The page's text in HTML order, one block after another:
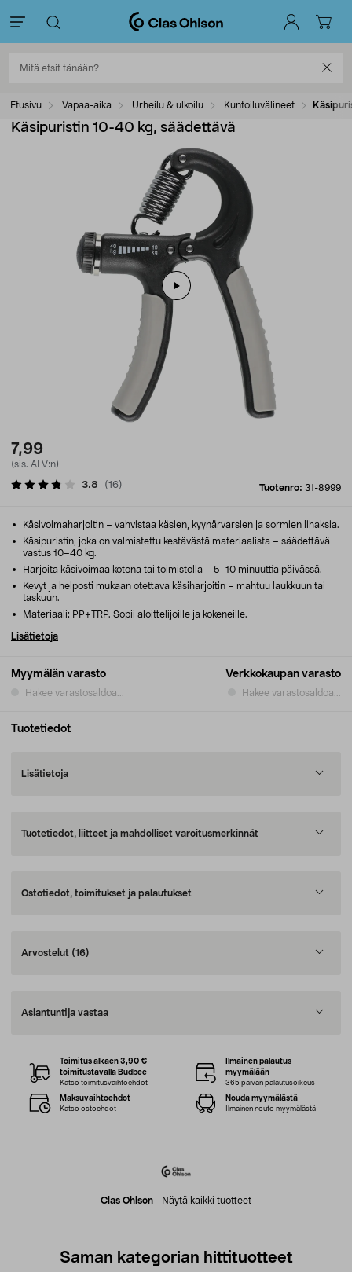
Etusivu Vapaa-aika Urheilu & ulkoilu Kuntoiluvälineet
Käsipuristin 10-40 kg, säädettävä
7,99
(sis. ALV:n)
Tuotenro: 31-8999
3.8 (16)
Myymälän varasto
Hakee varastosaldoa...
Verkkokaupan varasto
Hakee varastosaldoa...
Käsivoimaharjoitin – vahvistaa käsien, kyynärvarsien ja sormien lihaksia.
Käsipuristin, joka on valmistettu kestävästä materiaalista – säädettävä
vastus 10–40 kg.
Harjoita käsivoimaa kotona tai toimistolla – 5–10 minuuttia päivässä.
Kevyt ja helposti mukaan otettava käsiharjoitin – mahtuu laukkuun tai
taskuun.
Materiaali: PP+TRP. Sopii aloittelijoille ja kokeneille.
Lisätietoja
Tuotetiedot
Lisätietoja
Tuotetiedot, liitteet ja mahdolliset varoitusmerkinnät
Ostotiedot, toimitukset ja palautukset
Arvostelut (16)
Asiantuntija vastaa
Clas Ohlson - Näytä kaikki tuotteet
Toimitus alkaen 3,90 €
toimitustavalla Budbee
Katso toimitusvaihtoehdot
Ilmainen palautus
myymälään
365 päivän palautusoikeus
Maksuvaihtoehdot
Katso ostoehdot
Nouda myymälästä
Ilmainen nouto myymälästä
Saman kategorian hittituotteet